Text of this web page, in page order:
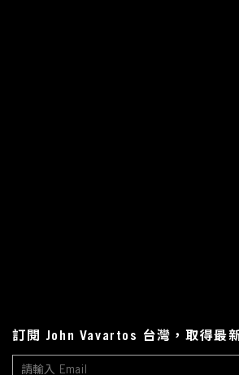
訂閱 John Vavartos 台灣，取得最